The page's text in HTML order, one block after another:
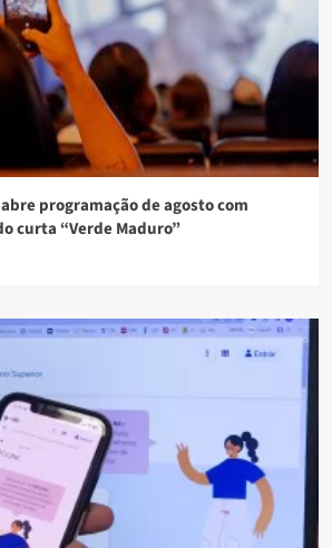
programação de agosto com
curta “Verde Maduro”